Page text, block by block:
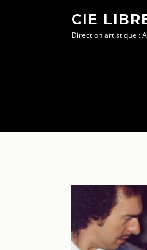
CIE
Direction artistique :